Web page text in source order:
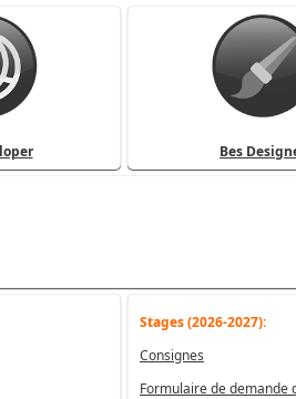
Bes
Stages (2026-2027):
Consignes
Formulaire de demande